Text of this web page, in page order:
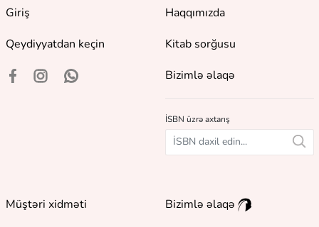
Giriş
Qeydiyyatdan keçin
Haqqımızda
Kitab sorğusu
Bizimlə əlaqə
İSBN üzrə axtarış
Müştəri xidməti
Bizimlə əlaqə